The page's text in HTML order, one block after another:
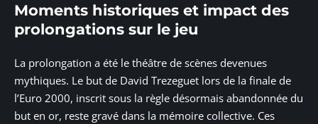
Moments historiques et impact des
prolongations sur le jeu
La prolongation a été le théâtre de scènes devenues
mythiques. Le but de David Trezeguet lors de la finale de
l’Euro 2000, inscrit sous la règle désormais abandonnée du
but en or, reste gravé dans la mémoire collective. Ces